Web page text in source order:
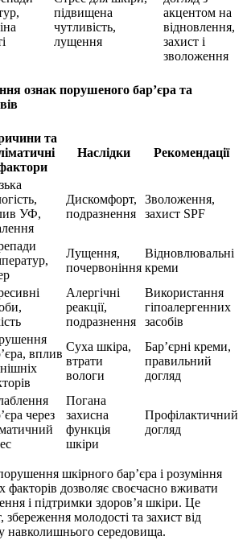
підвищена
чутливість,
лущення
акцентом на
відновлення,
захист і
зволоження
ознак порушеного бар’єра та
та
Наслідки Рекомендації
УФ,
Дискомфорт,
подразнення
Зволоження,
захист SPF
Лущення,
почервоніння
Відновлювальні
креми
Алергічні
реакції,
подразнення
Використання
гіпоалергенних
засобів
вплив
Суха шкіра,
втрати
вологи
Бар’єрні креми,
правильний
догляд
через
Погана
захисна
функція
шкіри
Профілактичний
догляд
шкірного бар’єра і розуміння
факторів дозволяє своєчасно вживати
і підтримки здоров’я шкіри. Це
збереження молодості та захист від
навколишнього середовища.